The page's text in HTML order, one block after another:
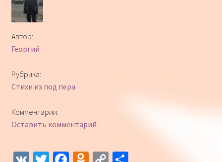
Автор:
Георгий
Рубрика:
Стихи из под пера
Комментарии:
Оставить комментарий